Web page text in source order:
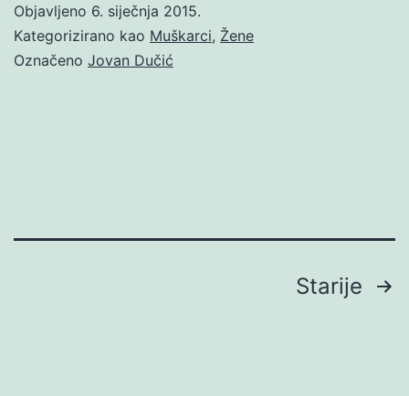
Objavljeno 6. siječnja 2015.
Kategorizirano kao Muškarci, Žene
Označeno Jovan Dučić
Starije